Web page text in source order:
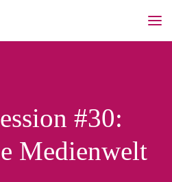
#30:
Medienwelt